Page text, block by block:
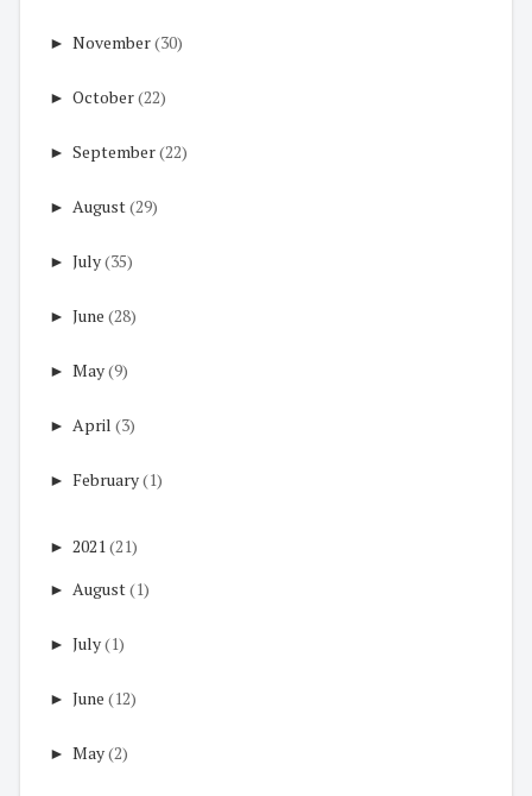
► November(30)
► October(22)
► September(22)
► August(29)
► July(35)
► June (28)
► May(9)
► April (3)
► February(1)
► 2021(21)
► August(1)
► July(1)
► June (12)
► May(2)